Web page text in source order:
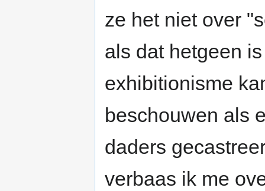
ze het niet over
als dat hetgeen
exhibitionisme
beschouwen als
daders
verbaas ik me